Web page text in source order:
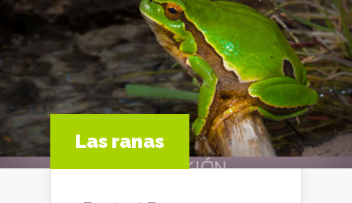
Las ranas